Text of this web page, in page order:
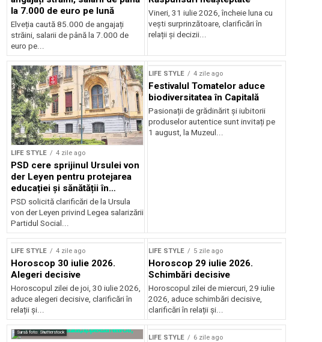
la 7.000 de euro pe lună
Elveția caută 85.000 de angajați
străini, salarii de până la 7.000 de
euro pe...
Vineri, 31 iulie 2026, încheie luna cu
vești surprinzătoare, clarificări în
relații și decizii...
LIFE STYLE 4 zile ago
PSD cere sprijinul Ursulei von
der Leyen pentru protejarea
educației și sănătății în
reforma salarială
PSD solicită clarificări de la Ursula
von der Leyen privind Legea salarizării
Partidul Social...
LIFE STYLE 4 zile ago
Festivalul Tomatelor aduce
biodiversitatea în Capitală
Pasionații de grădinărit și iubitorii
produselor autentice sunt invitați pe
1 august, la Muzeul...
LIFE STYLE 4 zile ago
Horoscop 30 iulie 2026.
Alegeri decisive
Horoscopul zilei de joi, 30 iulie 2026,
aduce alegeri decisive, clarificări în
relații și...
LIFE STYLE 5 zile ago
Horoscop 29 iulie 2026.
Schimbări decisive
Horoscopul zilei de miercuri, 29 iulie
2026, aduce schimbări decisive,
clarificări în relații și...
Sursă foto: Shutterstock
LIFE STYLE 6 zile ago